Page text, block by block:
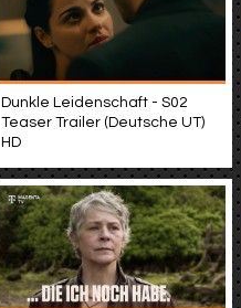
Dunkle Leidenschaft - S02
Teaser Trailer (Deutsche UT)
HD